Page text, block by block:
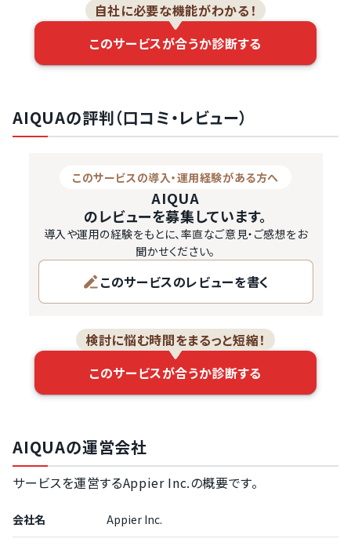
自社に必要な機能がわかる！
このサービスが合うか診断する
AIQUAの評判（口コミ・レビュー）
このサービスの導入・運用経験がある方へ
AIQUA
のレビューを募集しています。
導入や運用の経験をもとに、率直なご意見・ご感想をお
聞かせください。
このサービスのレビューを書く
検討に悩む時間をまるっと短縮！
このサービスが合うか診断する
AIQUAの運営会社
サービスを運営するAppier Inc.の概要です。
会社名 Appier Inc.